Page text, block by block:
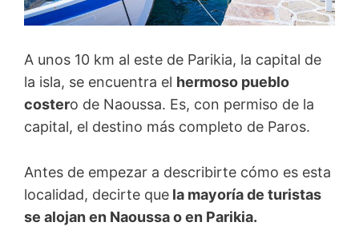
A unos 10 km al este de Parikia, la capital de
la isla, se encuentra el hermoso pueblo
costero de Naoussa. Es, con permiso de la
capital, el destino más completo de Paros.
Antes de empezar a describirte cómo es esta
localidad, decirte que la mayoría de turistas
se alojan en Naoussa o en Parikia.